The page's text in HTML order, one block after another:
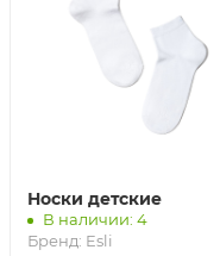
Носки детские
В наличии: 4
Бренд: Esli